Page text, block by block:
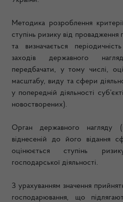
Методика розроблення
ступінь ризику від провадження
та визначається
заходів державного
передбачати, у тому числі,
масштабу, виду та сфери
у попередній діяльності
новостворених).
Орган державного нагляду
віднесеній до його відання
оцінюється ступінь
господарської діяльності.
З урахуванням значення
господарювання, що